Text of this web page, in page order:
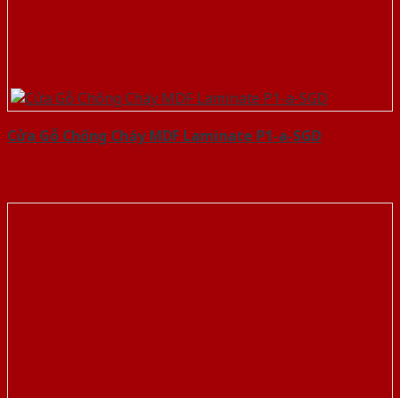
Cửa Gỗ Chống Cháy MDF Laminate P1-a-SGD